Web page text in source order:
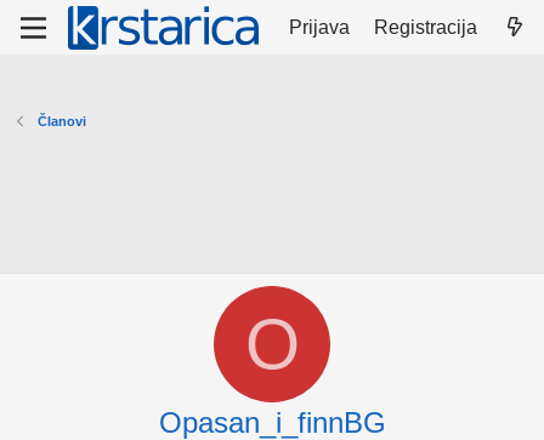
Prijava Registracija
Članovi
O
Opasan_i_finnBG